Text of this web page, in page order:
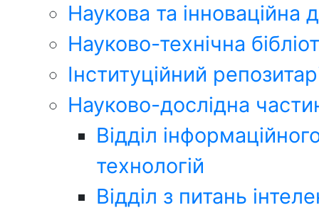
Наукова та інноваційна
Науково-технічна
Інституційний
Науково-дослідна
Відділ
технологій
Відділ з питань